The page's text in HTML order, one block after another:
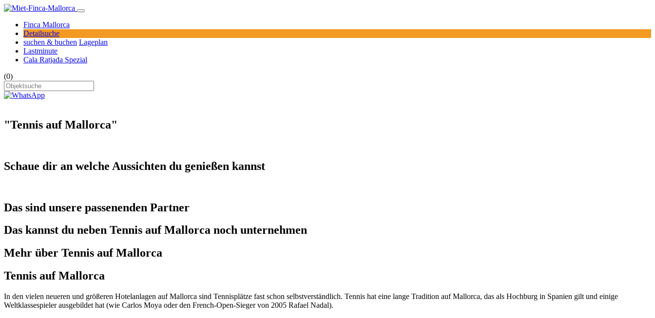
Finca Mallorca
Detailsuche
suchen & buchen Lageplan
Lastminute
Cala Ratjada Spezial
(0)
"Tennis auf Mallorca"
Schaue dir an welche Aussichten du genießen kannst
Das sind unsere passenenden Partner
Das kannst du neben Tennis auf Mallorca noch unternehmen
Mehr über Tennis auf Mallorca
Tennis auf Mallorca
In den vielen neueren und größeren Hotelanlagen auf Mallorca sind Tennisplätze fast schon selbstverständlich. Tennis hat eine lange Tradition auf Mallorca, das als Hochburg in Spanien gilt und einige
Weltklassespieler ausgebildet hat (wie Carlos Moya oder den French-Open-Sieger von 2005 Rafael Nadal).